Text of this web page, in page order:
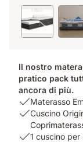
Il nostro
pratico pack
ancora di più.
USP
1:
Materasso
Emma
Materasso
USP
Cuscino
Cuscino
USP1 cuscino